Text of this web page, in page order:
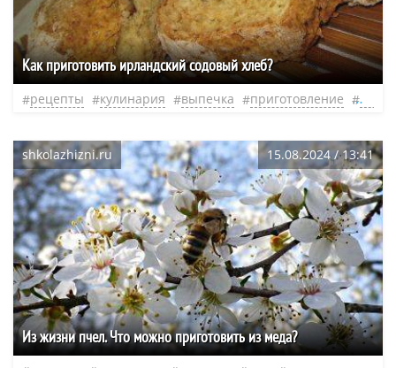
Как приготовить ирландский содовый хлеб?
рецепты кулинария выпечка приготовление тесто
shkolazhizni.ru 15.08.2024 / 13:41
Из жизни пчел. Что можно приготовить из меда?